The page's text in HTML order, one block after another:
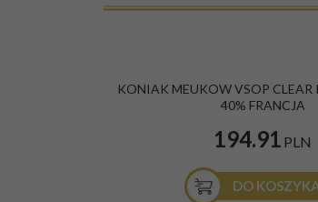
KONIAK MEUKOW VSOP CLEAR
40% FRANCJA
194.91 PLN
DO